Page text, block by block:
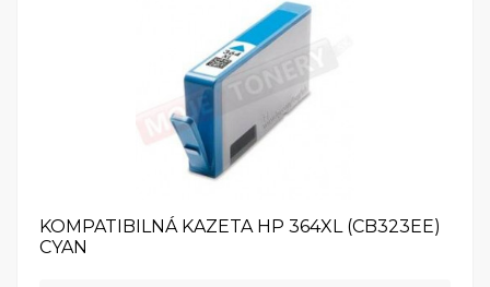
KOMPATIBILNÁ KAZETA HP 364XL (CB323EE)
CYAN